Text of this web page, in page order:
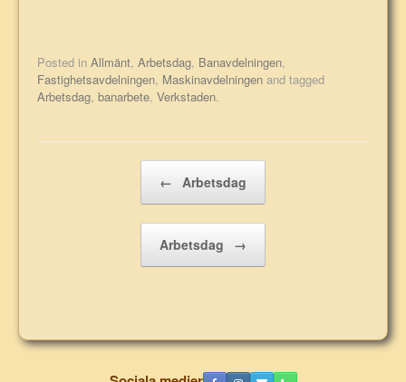
Posted in Allmänt, Arbetsdag, Banavdelningen,
Fastighetsavdelningen, Maskinavdelningen and tagged
Arbetsdag, banarbete, Verkstaden.
← Arbetsdag
Arbetsdag →